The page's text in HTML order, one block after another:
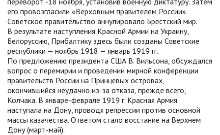
его провозгласили «Верховным правителем России».
Советское правительство аннулировало Брестский мир.
В результате наступления Красной Армии на Украину,
Белоруссию, Прибалтику здесь были созданы Советские
республики — ноябрь 1918 — январь 1919 гг.
По предложению президента США В. Вильсона, обсуждался
вопрос о перемирии и проведении мирной конференции
правительств России на Принцевых островах,
окончившийся неудачно из-за отказа, прежде всего,
Колчака. В январе-феврале 1919 г. Красная Армия
наступала на Дону, проводя репрессии против основной
массы казачества. Ответом стало восстание на Верхнем
Дону (март-май).